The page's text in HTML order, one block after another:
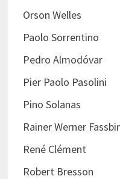
Orson Welles
Paolo Sorrentino
Pedro Almodóvar
Pier Paolo Pasolini
Pino Solanas
Rainer Werner
René Clément
Robert Bresson